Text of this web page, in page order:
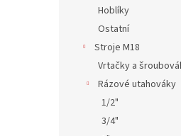
Hoblíky
Ostatní
Stroje M18
Vrtačky a
Rázové utahováky
1/2"
3/4"